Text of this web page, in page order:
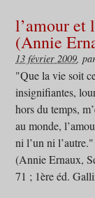
l’amour et
(Annie
13 février 2009,
"Que la vie soit
insignifiantes,
hors du temps,
au monde,
ni l’un ni l’autre."
(Annie Ernaux,
71 ; 1ère éd.